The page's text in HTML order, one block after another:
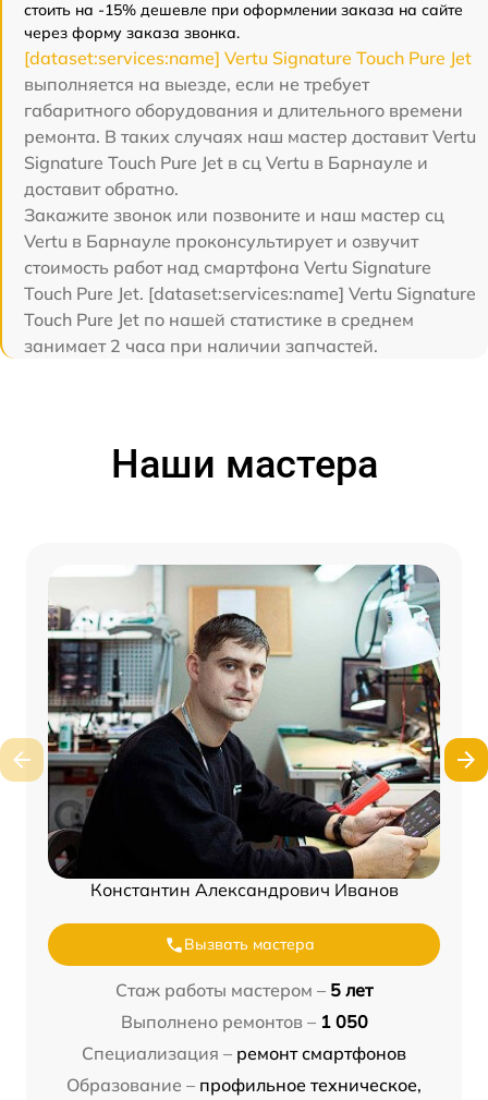
стоить на -15% дешевле при оформлении заказа на сайте
через форму заказа звонка.
[dataset:services:name] Vertu Signature Touch Pure Jet
выполняется на выезде, если не требует
габаритного оборудования и длительного времени
ремонта. В таких случаях наш мастер доставит Vertu
Signature Touch Pure Jet в сц Vertu в Барнауле и
доставит обратно.
Закажите звонок или позвоните и наш мастер сц
Vertu в Барнауле проконсультирует и озвучит
стоимость работ над смартфона Vertu Signature
Touch Pure Jet. [dataset:services:name] Vertu Signature
Touch Pure Jet по нашей статистике в среднем
занимает 2 часа при наличии запчастей.
Наши мастера
Константин Александрович Иванов
Вызвать мастера
Стаж работы мастером – 5 лет
Выполнено ремонтов – 1 050
Специализация – ремонт смартфонов
Образование – профильное техническое,